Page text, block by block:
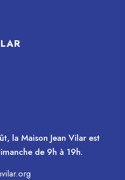
la Maison Jean Vilar est
de 9h à 19h.